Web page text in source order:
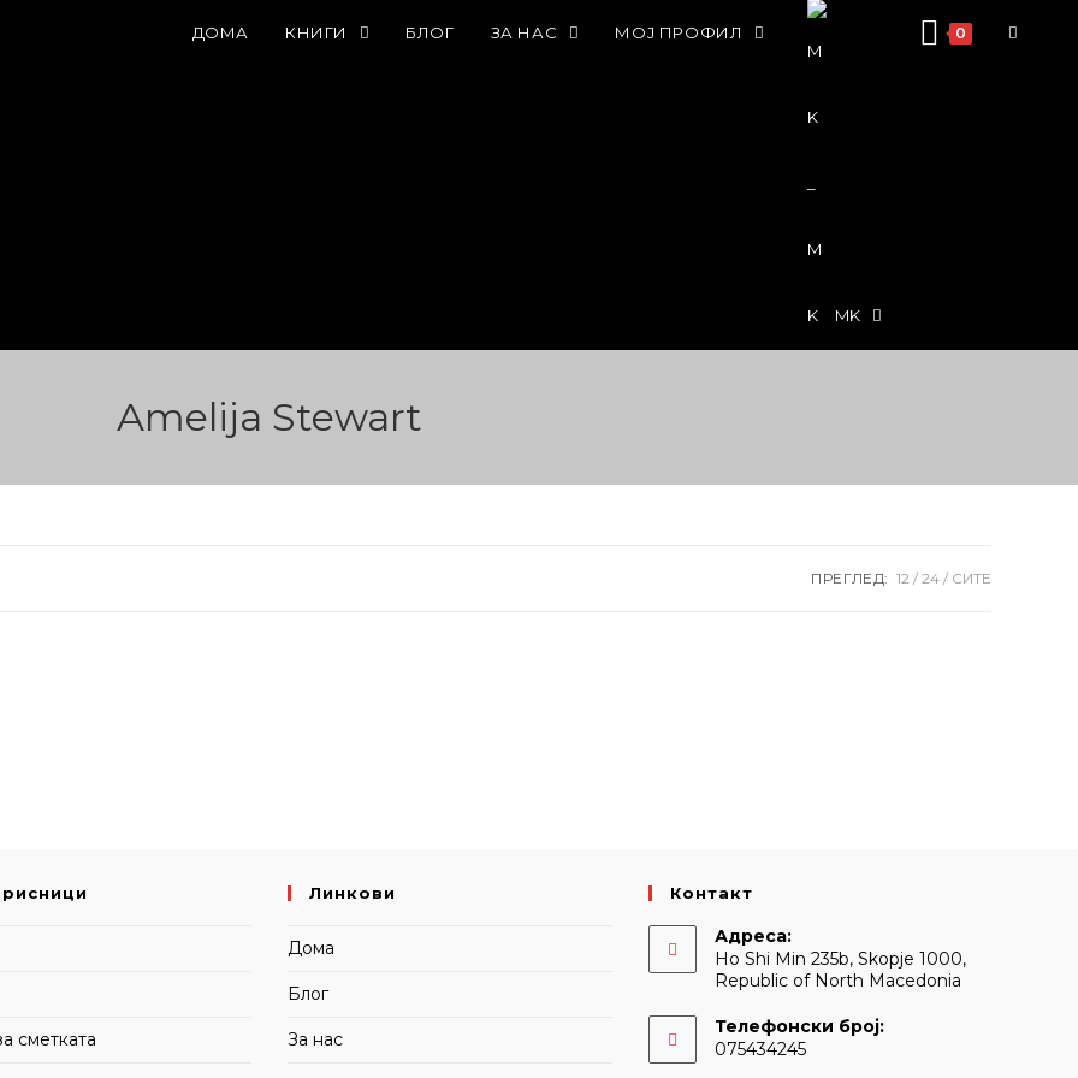
ДОМА КНИГИ БЛОГ ЗА НАС МОЈ ПРОФИЛ
MK
0
Amelija Stewart
ПРЕГЛЕД: 12 24 СИТЕ
сметката
Линкови
Дома
Блог
За нас
Контакт
Адреса:
Ho Shi Min 235b, Skopje 1000,
Republic of North Macedonia
Телефонски број:
075434245